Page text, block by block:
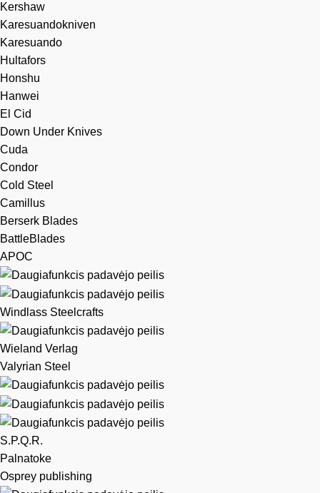
Kershaw
Karesuandokniven
Karesuando
Hultafors
Honshu
Hanwei
El Cid
Down Under Knives
Cuda
Condor
Cold Steel
Camillus
Berserk Blades
BattleBlades
APOC
Windlass Steelcrafts
Wieland Verlag
Valyrian Steel
S.P.Q.R.
Palnatoke
Osprey publishing